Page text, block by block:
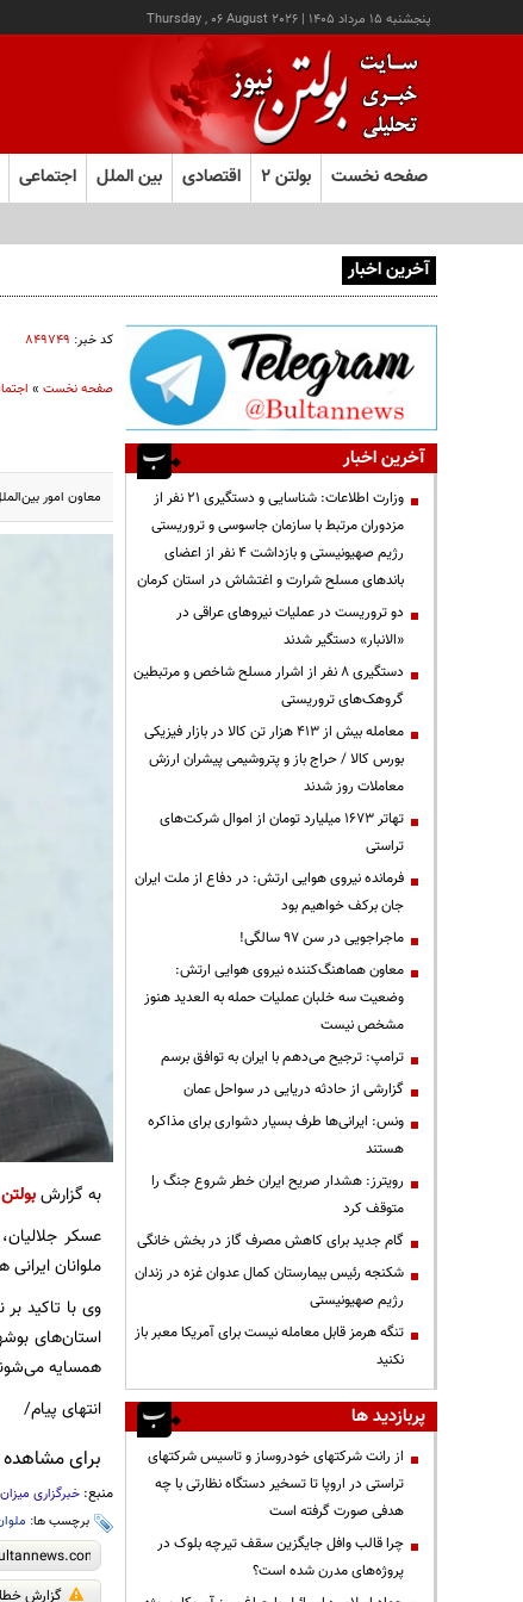
پنجشنبه ۱۵ مرداد ۱۴۰۵ |
Thursday , 06 August 2026
صفحه نخست بولتن ۲ اقتصادی بین الملل اجتماعی
آخرین اخبار
کد خبر: ۸۴۹۷۴۹
صفحه نخست»
معاون امور بین‌الملل و حقوق بشر
به گزارش
عسکر
ملوانان
وی با تاکید
استان‌های
همسایه
انتهای پیام/
برای مشاهده
منبع: خبرگزاری میزان
برچسب ها:
گزارش خطا
آخرین اخبار
وزارت اطلاعات: شناسایی و دستگیری ۲۱ نفر از
مزدوران مرتبط با سازمان جاسوسی و تروریستی
رژیم صهیونیستی و بازداشت ۴ نفر از اعضای
باندهای مسلح شرارت و اغتشاش در استان کرمان
دو تروریست در عملیات نیروهای عراقی در
«الانبار» دستگیر شدند
دستگیری ۸ نفر از اشرار مسلح شاخص و مرتبطین
گروهک‌های تروریستی
معامله بیش از ۴۱۳ هزار تن کالا در بازار فیزیکی
بورس کالا / حراج باز و پتروشیمی پیشران ارزش
معاملات روز شدند
تهاتر ۱۶۷۳ میلیارد تومان از اموال شرکت‌های
تراستی
فرمانده نیروی هوایی ارتش: در دفاع از ملت ایران
جان برکف خواهیم بود
ماجراجویی در سن ۹۷ سالگی!
معاون هماهنگ‌کننده نیروی هوایی ارتش:
وضعیت سه خلبان عملیات حمله به العدید هنوز
مشخص نیست
ترامپ: ترجیح می‌دهم با ایران به توافق برسم
گزارشی از حادثه دریایی در سواحل عمان
ونس: ایرانی‌ها طرف بسیار دشواری برای مذاکره
هستند
رویترز: هشدار صریح ایران خطر شروع جنگ را
متوقف کرد
گام جدید برای کاهش مصرف گاز در بخش خانگی
شکنجه رئیس بیمارستان کمال عدوان غزه در زندان
رژیم صهیونیستی
تنگه هرمز قابل معامله نیست برای آمریکا معبر باز
نکنید
پربازدید ها
از رانت‌ شرکتهای خودروساز و تاسیس شرکتهای
تراستی در اروپا تا تسخیر دستگاه نظارتی با چه
هدفی صورت گرفته است
چرا قالب وافل جایگزین سقف تیرچه بلوک در
پروژه‌های مدرن شده است؟